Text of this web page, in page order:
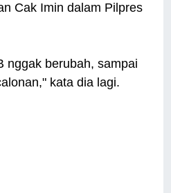
Cak Imin dalam Pilpres
nggak berubah, sampai
kata dia lagi.